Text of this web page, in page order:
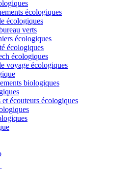
écologiques
écologiques
verts
écologiques
écologiques
écologiques
voyage écologiques
biologiques
écouteurs écologiques